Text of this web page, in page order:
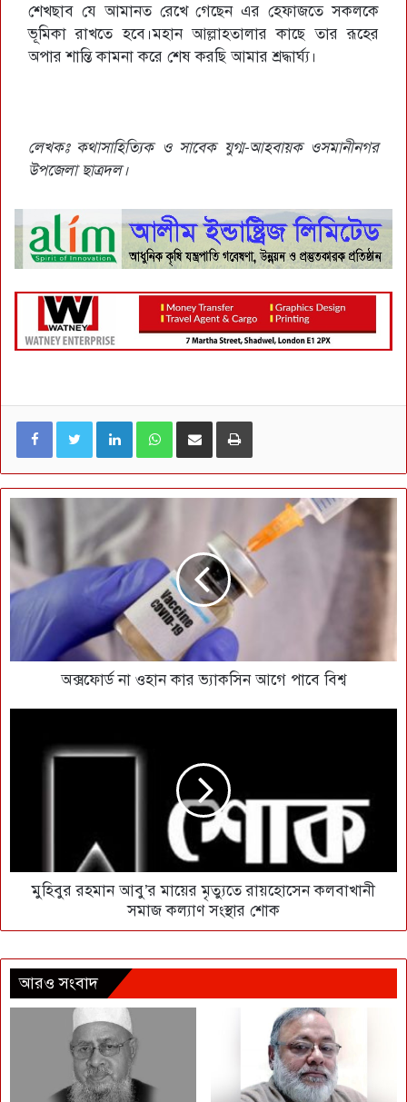
শেখছাব যে আমানত রেখে গেছেন এর হেফাজতে সকলকে
ভূমিকা রাখতে হবে।মহান আল্লাহতালার কাছে তার রূহের
অপার শান্তি কামনা করে শেষ করছি আমার শ্রদ্ধার্ঘ্য।
লেখকঃ কথাসাহিত্যিক ও সাবেক যুগ্ম-আহবায়ক ওসমানীনগর
উপজেলা ছাত্রদল।
LinkedIn WhatsApp ই-মেইলে শেয়ার করুন
অক্সফোর্ড না ওহান কার ভ্যাকসিন আগে পাবে বিশ্ব
মুহিবুর রহমান আবু’র মায়ের মৃত্যুতে রায়হোসেন কলবাখানী
সমাজ কল্যাণ সংস্থার শোক
আরও সংবাদ